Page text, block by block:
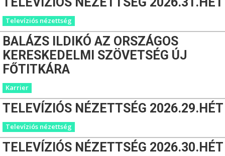
Televíziós nézettség
BALÁZS ILDIKÓ AZ ORSZÁGOS
KERESKEDELMI SZÖVETSÉG ÚJ
FŐTITKÁRA
Karrier
TELEVÍZIÓS NÉZETTSÉG 2026.29.HÉT
Televíziós nézettség
TELEVÍZIÓS NÉZETTSÉG 2026.30.HÉT